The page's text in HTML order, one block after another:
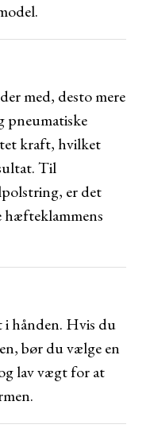
med, desto mere
pneumatiske
kraft, hvilket
Til
er det
hæfteklammens
hånden. Hvis du
bør du vælge en
lav vægt for at